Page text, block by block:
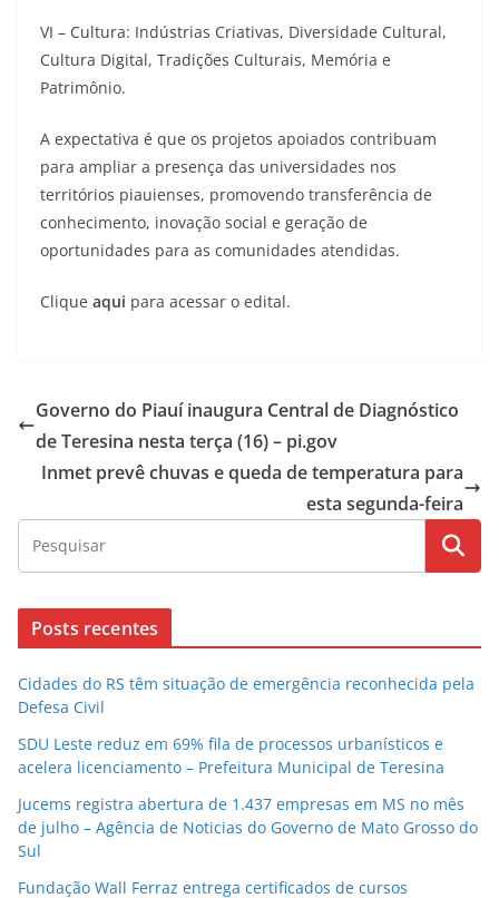
VI – Cultura: Indústrias Criativas, Diversidade Cultural,
Cultura Digital, Tradições Culturais, Memória e
Patrimônio.
A expectativa é que os projetos apoiados contribuam
para ampliar a presença das universidades nos
territórios piauienses, promovendo transferência de
conhecimento, inovação social e geração de
oportunidades para as comunidades atendidas.
Clique aqui para acessar o edital.
Governo do Piauí inaugura Central de Diagnóstico
de Teresina nesta terça (16) – pi.gov
Inmet prevê chuvas e queda de temperatura para
esta segunda-feira
Posts recentes
Cidades do RS têm situação de emergência reconhecida pela
Defesa Civil
SDU Leste reduz em 69% fila de processos urbanísticos e
acelera licenciamento – Prefeitura Municipal de Teresina
Jucems registra abertura de 1.437 empresas em MS no mês
de julho – Agência de Noticias do Governo de Mato Grosso do
Sul
Fundação Wall Ferraz entrega certificados de cursos